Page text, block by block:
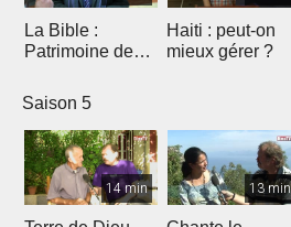
La Bible :
Patrimoine de
Marseille
Haiti : peut-on
mieux gérer ?
Saison 5
14 min 13 min